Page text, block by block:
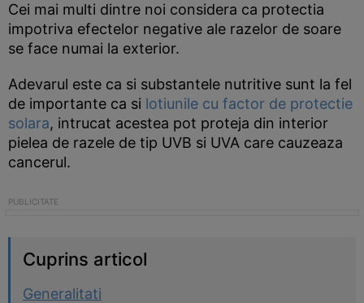
Cei mai multi dintre noi considera ca protectia
impotriva efectelor negative ale razelor de soare
se face numai la exterior.
Adevarul este ca si substantele nutritive sunt la fel
de importante ca si lotiunile cu factor de protectie
solara, intrucat acestea pot proteja din interior
pielea de razele de tip UVB si UVA care cauzeaza
cancerul.
Cuprins articol
Generalitati